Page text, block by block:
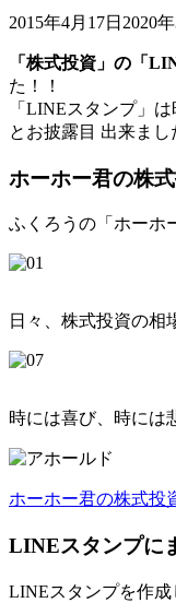
2015年4月17日 2020
「株式投資」の「
た！！
「LINEスタンプ」
とお披露目 出来まし
ホーホー君の株
ふくろうの「ホーホ
日々、株式投資の相
時には喜び、時には
ホーホー君の株式投
LINEスタンプに
LINEスタンプを作成